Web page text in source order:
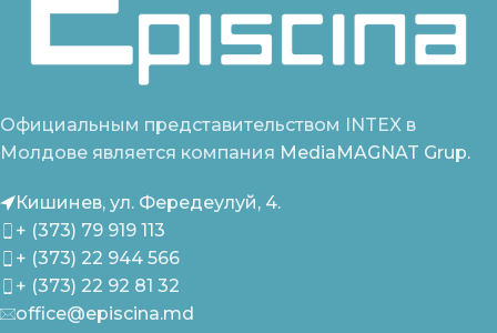
Официальным представительством INTEX в
Молдове является компания MediaMAGNAT Grup.
Кишинев, ул. Фередеулуй, 4.
+ (373) 79 919 113
+ (373) 22 944 566
+ (373) 22 92 81 32
office@episcina.md